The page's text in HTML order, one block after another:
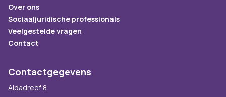
Over ons
Sociaaljuridische professionals
Veelgestelde vragen
Contact
Contactgegevens
Aidadreef 8